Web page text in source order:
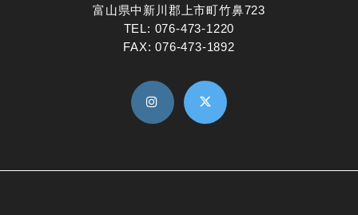
富山県中新川郡上市町竹鼻723
TEL: 076-473-1220
FAX: 076-473-1892